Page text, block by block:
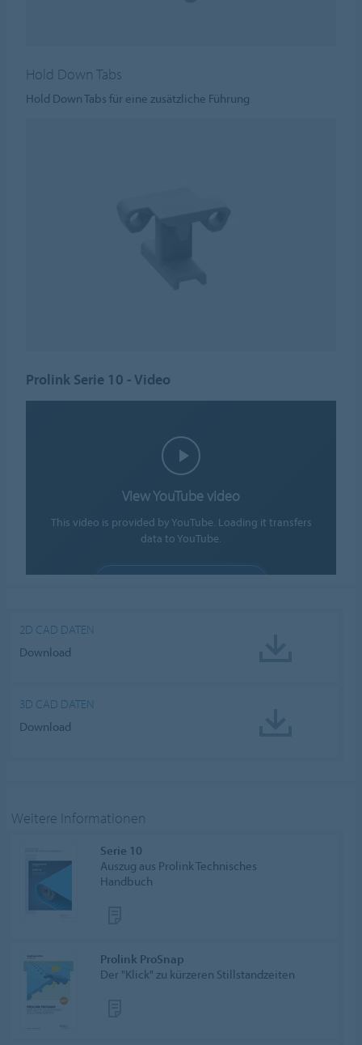
Hold Down Tabs
Hold Down Tabs für eine zusätzliche Führung
Prolink Serie 10 - Video
View YouTube video
This video is provided by YouTube. Loading it transfers
data to YouTube.
2D CAD DATEN
Download
3D CAD DATEN
Download
Weitere Informationen
Serie 10
Auszug aus Prolink Technisches
Handbuch
Prolink ProSnap
Der "Klick" zu kürzeren Stillstandzeiten